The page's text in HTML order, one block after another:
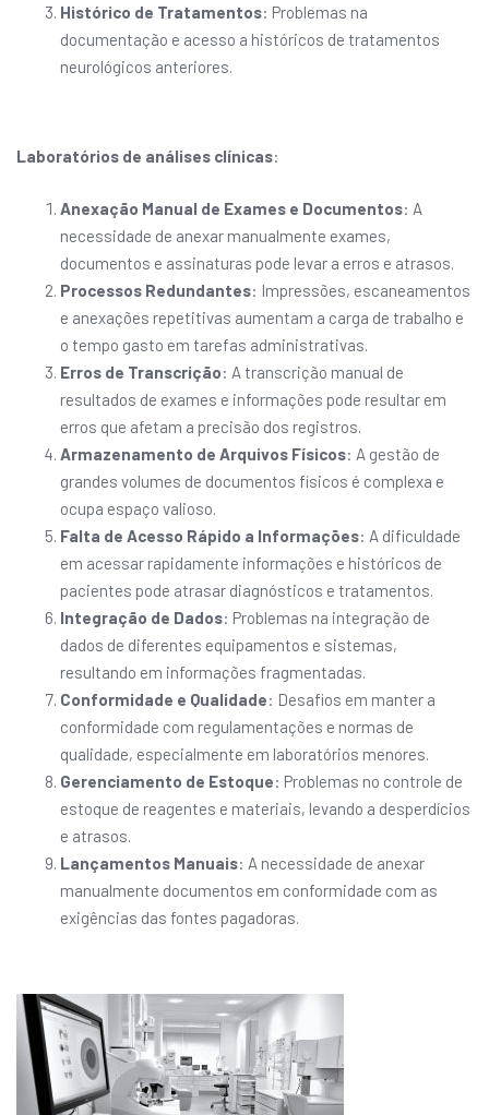
Histórico de Tratamentos: Problemas na
documentação e acesso a históricos de tratamentos
neurológicos anteriores.
Laboratórios de análises clínicas:
Anexação Manual de Exames e Documentos: A
necessidade de anexar manualmente exames,
documentos e assinaturas pode levar a erros e atrasos.
Processos Redundantes: Impressões, escaneamentos
e anexações repetitivas aumentam a carga de trabalho e
o tempo gasto em tarefas administrativas.
Erros de Transcrição: A transcrição manual de
resultados de exames e informações pode resultar em
erros que afetam a precisão dos registros.
Armazenamento de Arquivos Físicos: A gestão de
grandes volumes de documentos físicos é complexa e
ocupa espaço valioso.
Falta de Acesso Rápido a Informações: A dificuldade
em acessar rapidamente informações e históricos de
pacientes pode atrasar diagnósticos e tratamentos.
Integração de Dados: Problemas na integração de
dados de diferentes equipamentos e sistemas,
resultando em informações fragmentadas.
Conformidade e Qualidade: Desafios em manter a
conformidade com regulamentações e normas de
qualidade, especialmente em laboratórios menores.
Gerenciamento de Estoque: Problemas no controle de
estoque de reagentes e materiais, levando a desperdícios
e atrasos.
Lançamentos Manuais: A necessidade de anexar
manualmente documentos em conformidade com as
exigências das fontes pagadoras.